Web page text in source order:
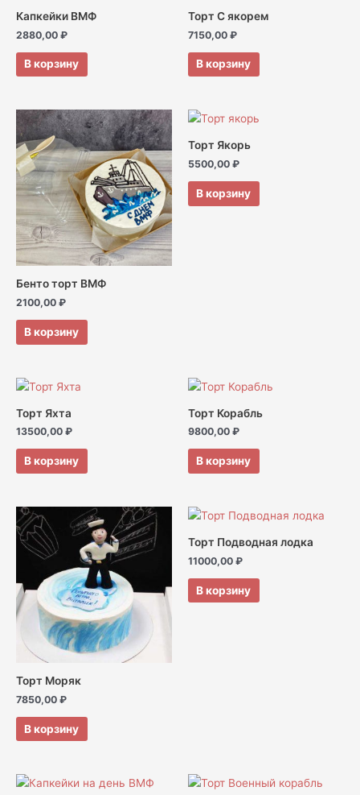
Капкейки ВМФ
2880,00 ₽
В корзину
Торт С якорем
7150,00 ₽
В корзину
Бенто торт ВМФ
2100,00 ₽
В корзину
Торт Якорь
5500,00 ₽
В корзину
Торт Яхта
13500,00 ₽
В корзину
Торт Корабль
9800,00 ₽
В корзину
Торт Моряк
7850,00 ₽
В корзину
Торт Подводная лодка
11000,00 ₽
В корзину